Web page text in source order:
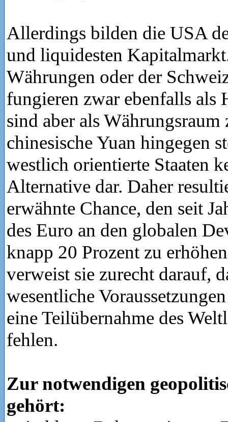
Allerdings bilden die USA
und liquidesten
Währungen oder der
fungieren zwar ebenfalls als
sind aber als
chinesische Yuan hingegen
westlich orientierte Staaten
Alternative dar. Daher
erwähnte Chance, den seit
des Euro an den globalen
knapp 20 Prozent zu
verweist sie zurecht darauf,
wesentliche
eine Teilübernahme des
fehlen.
Zur notwendigen
gehört: